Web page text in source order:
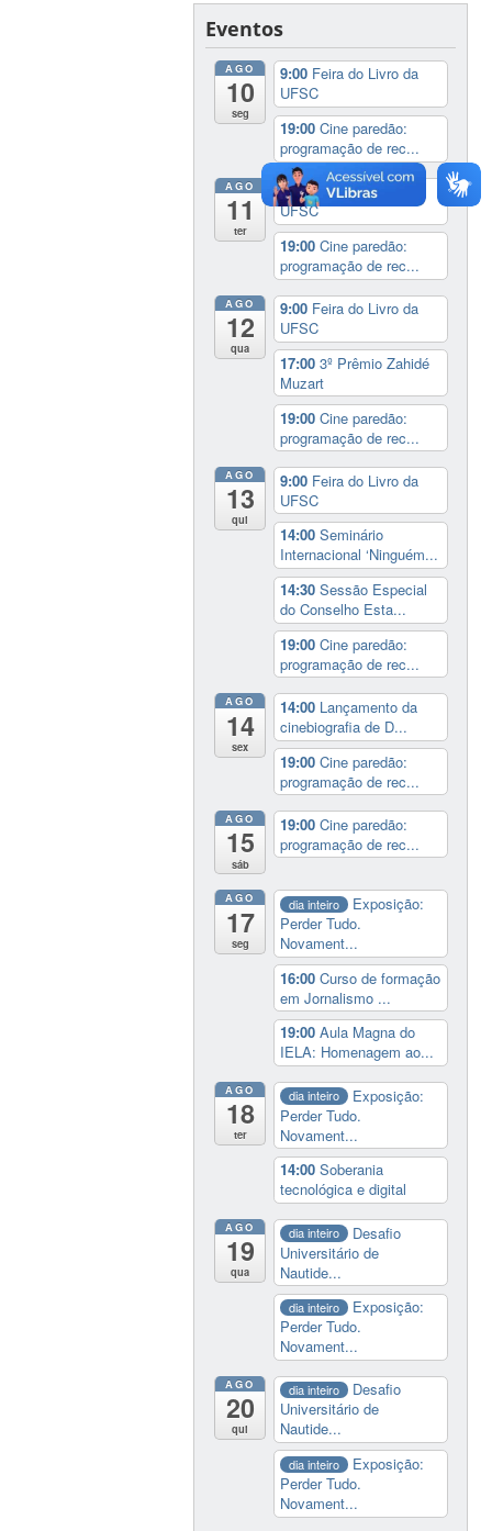
Eventos
AGO
10
seg
9:00 Feira do Livro da
UFSC
19:00Cine paredão:
programação de rec...
AGO
11
ter
9:00Feira do Livro da
UFSC
19:00Cine paredão:
programação de rec...
AGO
12
qua
9:00 Feira do Livro da
UFSC
17:003º Prêmio Zahidé
Muzart
19:00Cine paredão:
programação de rec...
AGO
13
qui
9:00 Feira do Livro da
UFSC
14:00Seminário
Internacional ‘Ninguém...
14:30Sessão Especial
do Conselho Esta...
19:00Cine paredão:
programação de rec...
AGO
14
sex
14:00 Lançamento da
cinebiografia de D...
19:00Cine paredão:
programação de rec...
AGO
15
sáb
19:00Cine paredão:
programação de rec...
AGO
17
seg
dia inteiro
Exposição:
Perder Tudo.
Novament...
16:00Curso de formação
em Jornalismo ...
19:00Aula Magna do
IELA: Homenagem ao...
AGO
18
ter
dia inteiro
Exposição:
Perder Tudo.
Novament...
14:00Soberania
tecnológica e digital
AGO
19
qua
dia inteiro
Desafio
Universitário de
Nautide...
dia inteiro
Exposição:
Perder Tudo.
Novament...
AGO
20
qui
dia inteiro
Desafio
Universitário de
Nautide...
dia inteiro
Exposição:
Perder Tudo.
Novament...